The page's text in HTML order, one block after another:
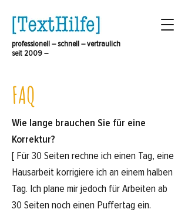
professionell – schnell – vertraulich
seit 2009 –
FAQ
Wie lange brauchen Sie für eine
Korrektur?
[ Für 30 Seiten rechne ich einen Tag, eine
Hausarbeit korrigiere ich an einem halben
Tag. Ich plane mir jedoch für Arbeiten ab
30 Seiten noch einen Puffertag ein.